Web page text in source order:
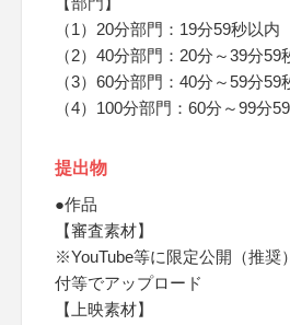
（1）20分部門：19分59秒以内
（2）40分部門：20分～39分59
（3）60分部門：40分～59分59
（4）100分部門：60分～99分
提出物
●作品
【審査素材】
※YouTube等に限定公開（推奨
付等でアップロード
【上映素材】